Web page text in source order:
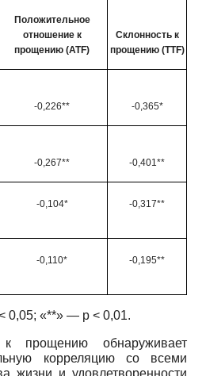
Положительное
отношение к
прощению (ATF)
Склонность к
прощению (TTF)
-0,226** -0,365*
-0,267** -0,401**
-0,104* -0,317**
-0,110* -0,195**
0,05; «**» — р < 0,01.
прощению обнаруживает
корреляцию со всеми
жизни и удовлетворенности